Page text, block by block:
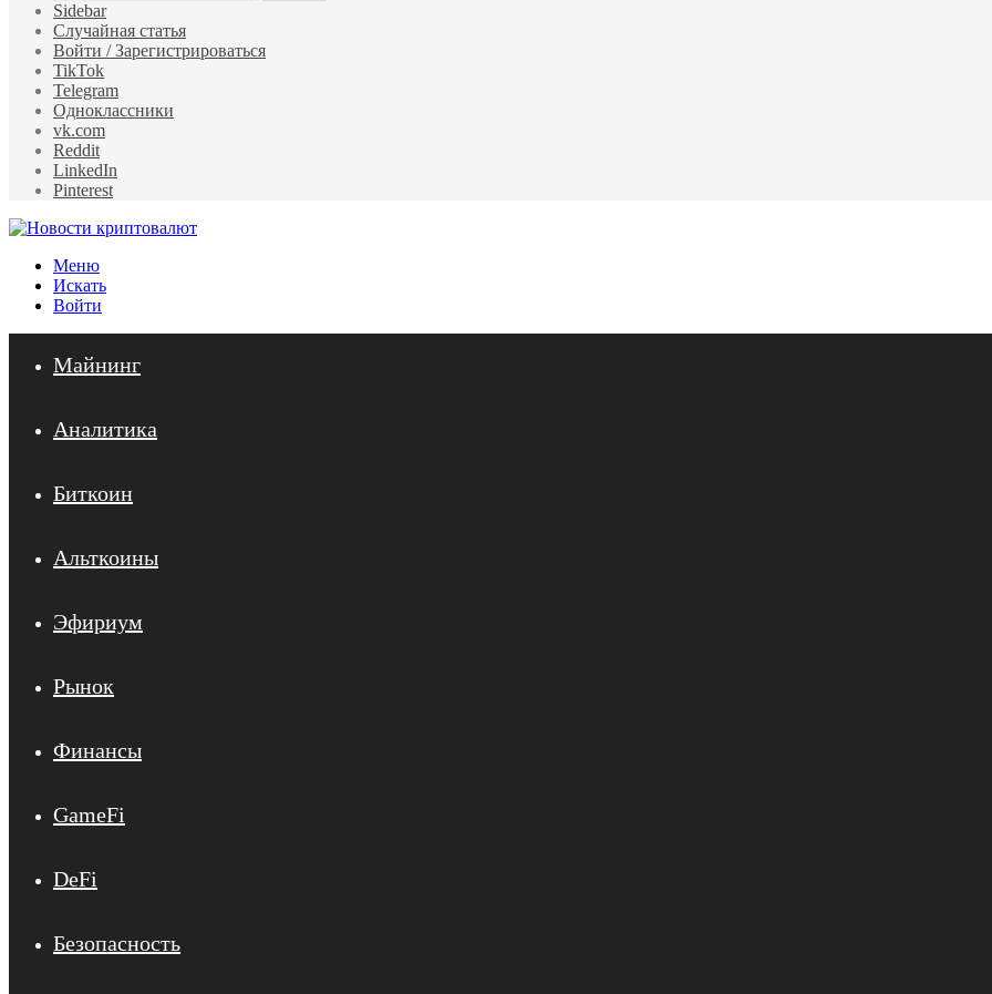
Sidebar
Случайная статья
Войти / Зарегистрироваться
TikTok
Telegram
Одноклассники
vk.com
Reddit
LinkedIn
Pinterest
Меню
Искать
Войти
Майнинг
Аналитика
Биткоин
Альткоины
Эфириум
Рынок
Финансы
GameFi
DeFi
Безопасность